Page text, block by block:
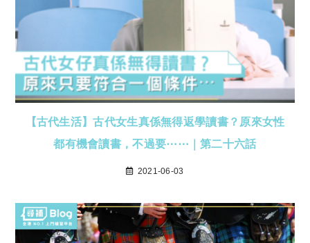
【古代生活】古代女生真係無得返學讀書？原來女性
都有機會讀書，不過要⋯⋯｜第二十六話
2021-06-03